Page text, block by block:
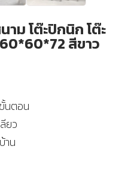
าม โต๊ะปิกนิก โต๊ะ
สีขาว
นตอน
ยว
าน